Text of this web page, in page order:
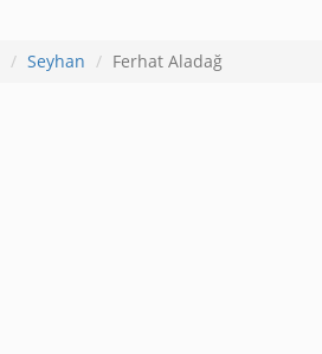
Seyhan Ferhat Aladağ